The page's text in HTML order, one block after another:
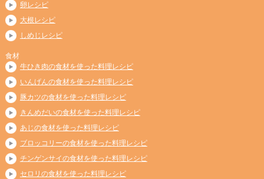
卵レシピ
大根レシピ
しめじレシピ
食材
牛ひき肉の食材を使った料理レシピ
いんげんの食材を使った料理レシピ
豚カツの食材を使った料理レシピ
きんめだいの食材を使った料理レシピ
あじの食材を使った料理レシピ
ブロッコリーの食材を使った料理レシピ
チンゲンサイの食材を使った料理レシピ
セロリの食材を使った料理レシピ